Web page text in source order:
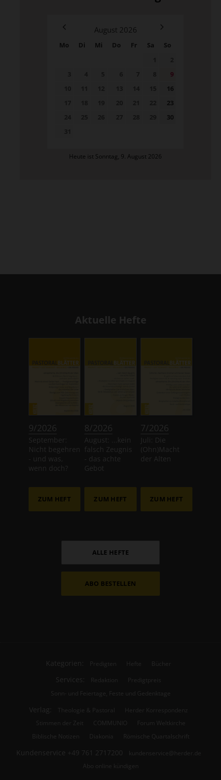
August 2026
Mo Di Mi Do Fr Sa
So
9
16
23
30
Heute ist Sonntag, 9. August 2026
Aktuelle Hefte
9/2026
September:
Nicht begehren
- und was,
wenn doch?
ZUM HEFT
8/2026
August: ...kein
falsch Zeugnis
- das achte
Gebot
ZUM HEFT
7/2026
Juli: Die
(Ohn)Macht
der Alten
ZUM HEFT
ALLE HEFTE
ABO BESTELLEN
Kategorien: Predigten Hefte Bücher
Services: Redaktion
Predigtpreis
Sonn- und Feiertage, Feste und Gedenktage
Verlag: Theologie & Pastoral
Herder Korrespondenz
Stimmen der Zeit
COMMUNIO
Forum Weltkirche
Biblische Notizen
Diakonia Römische Quartalschrift
Kundenservice +49 761 2717200
kundenservice@herder.de
Abo online kündigen